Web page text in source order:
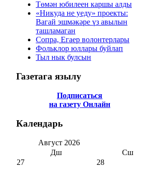
Төмән юбилеен каршы алды
«Никуда не уеду» проекты:
Вагай эшмәкәре үз авылын
ташламаган
Сопра, Егаер волонтерлары
Фольклор юллары буйлап
Тыл нык булсын
Газетага язылу
Подписаться
на газету Онлайн
Календарь
Август 2026
Дш
Сш
27
28